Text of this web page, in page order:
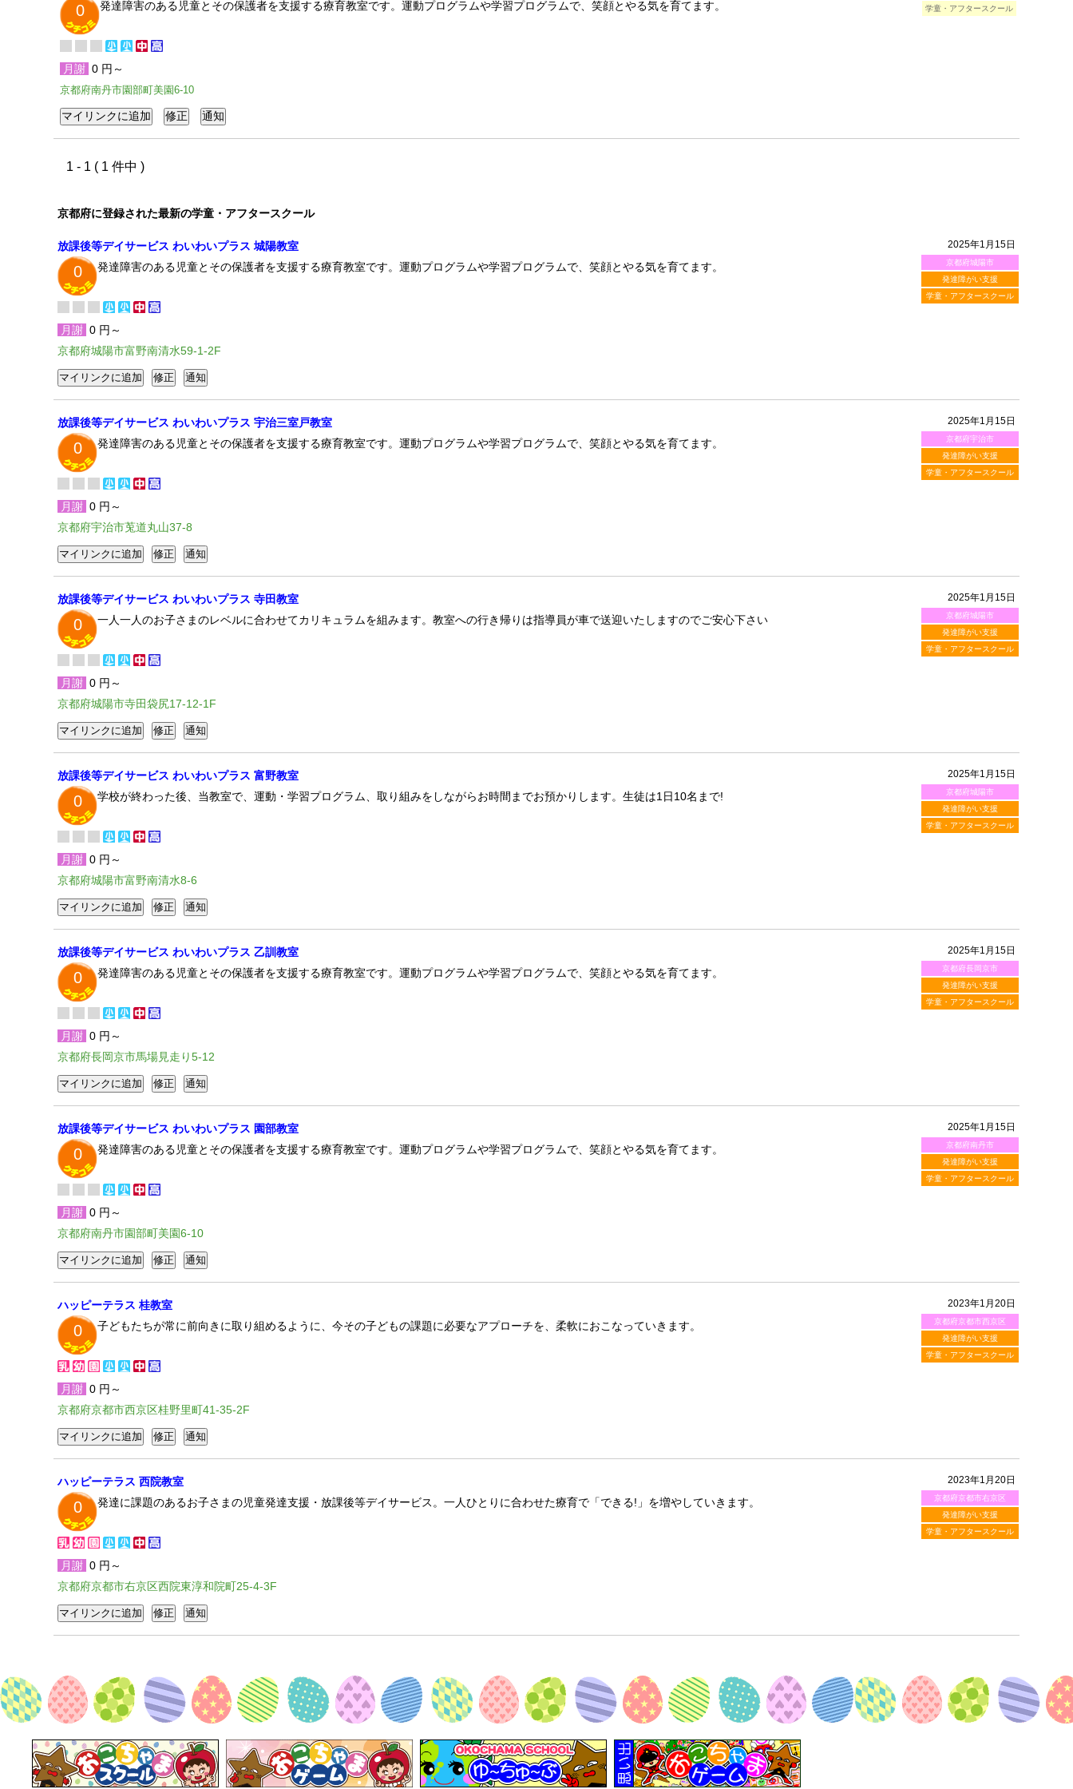
学童・アフタースクール
0
発達障害のある児童とその保護者を支援する療育教室です。運動プログラムや学習プログラムで、笑顔とやる気を育てます。
月謝 0 円～
京都府南丹市園部町美園6-10
1 - 1 ( 1 件中 )
京都府に登録された最新の学童・アフタースクール
2025年1月15日
京都府城陽市
発達障がい支援
学童・アフタースクール
放課後等デイサービス わいわいプラス 城陽教室
0 発達障害のある児童とその保護者を支援する療育教室です。運動プログラムや学習プログラムで、笑顔とやる気を育てます。
月謝 0 円～
京都府城陽市富野南清水59-1-2F
2025年1月15日
京都府宇治市
発達障がい支援
学童・アフタースクール
放課後等デイサービス わいわいプラス 宇治三室戸教室
0 発達障害のある児童とその保護者を支援する療育教室です。運動プログラムや学習プログラムで、笑顔とやる気を育てます。
月謝 0 円～
京都府宇治市莵道丸山37-8
2025年1月15日
京都府城陽市
発達障がい支援
学童・アフタースクール
放課後等デイサービス わいわいプラス 寺田教室
0 一人一人のお子さまのレベルに合わせてカリキュラムを組みます。教室への行き帰りは指導員が車で送迎いたしますのでご安心下さい
月謝 0 円～
京都府城陽市寺田袋尻17-12-1F
2025年1月15日
京都府城陽市
発達障がい支援
学童・アフタースクール
放課後等デイサービス わいわいプラス 富野教室
0 学校が終わった後、当教室で、運動・学習プログラム、取り組みをしながらお時間までお預かりします。生徒は1日10名まで!
月謝 0 円～
京都府城陽市富野南清水8-6
2025年1月15日
京都府長岡京市
発達障がい支援
学童・アフタースクール
放課後等デイサービス わいわいプラス 乙訓教室
0 発達障害のある児童とその保護者を支援する療育教室です。運動プログラムや学習プログラムで、笑顔とやる気を育てます。
月謝 0 円～
京都府長岡京市馬場見走り5-12
2025年1月15日
京都府南丹市
発達障がい支援
学童・アフタースクール
放課後等デイサービス わいわいプラス 園部教室
0 発達障害のある児童とその保護者を支援する療育教室です。運動プログラムや学習プログラムで、笑顔とやる気を育てます。
月謝 0 円～
京都府南丹市園部町美園6-10
2023年1月20日
京都府京都市西京区
発達障がい支援
学童・アフタースクール
ハッピーテラス 桂教室
0 子どもたちが常に前向きに取り組めるように、今その子どもの課題に必要なアプローチを、柔軟におこなっていきます。
月謝 0 円～
京都府京都市西京区桂野里町41-35-2F
2023年1月20日
京都府京都市右京区
発達障がい支援
学童・アフタースクール
ハッピーテラス 西院教室
0 発達に課題のあるお子さまの児童発達支援・放課後等デイサービス。一人ひとりに合わせた療育で「できる!」を増やしていきます。
月謝 0 円～
京都府京都市右京区西院東淳和院町25-4-3F